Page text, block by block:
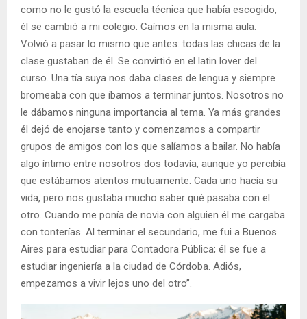
como no le gustó la escuela técnica que había escogido,
él se cambió a mi colegio. Caímos en la misma aula.
Volvió a pasar lo mismo que antes: todas las chicas de la
clase gustaban de él. Se convirtió en el latin lover del
curso. Una tía suya nos daba clases de lengua y siempre
bromeaba con que íbamos a terminar juntos. Nosotros no
le dábamos ninguna importancia al tema. Ya más grandes
él dejó de enojarse tanto y comenzamos a compartir
grupos de amigos con los que salíamos a bailar. No había
algo íntimo entre nosotros dos todavía, aunque yo percibía
que estábamos atentos mutuamente. Cada uno hacía su
vida, pero nos gustaba mucho saber qué pasaba con el
otro. Cuando me ponía de novia con alguien él me cargaba
con tonterías. Al terminar el secundario, me fui a Buenos
Aires para estudiar para Contadora Pública; él se fue a
estudiar ingeniería a la ciudad de Córdoba. Adiós,
empezamos a vivir lejos uno del otro”.